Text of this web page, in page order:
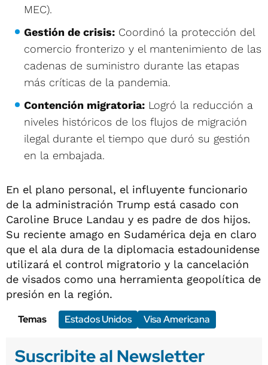
MEC).
Gestión de crisis: Coordinó la protección del
comercio fronterizo y el mantenimiento de las
cadenas de suministro durante las etapas
más críticas de la pandemia.
Contención migratoria: Logró la reducción a
niveles históricos de los flujos de migración
ilegal durante el tiempo que duró su gestión
en la embajada.
En el plano personal, el influyente funcionario
de la administración Trump está casado con
Caroline Bruce Landau y es padre de dos hijos.
Su reciente amago en Sudamérica deja en claro
que el ala dura de la diplomacia estadounidense
utilizará el control migratorio y la cancelación
de visados como una herramienta geopolítica de
presión en la región.
Temas
Estados Unidos Visa Americana
Suscribite al Newsletter